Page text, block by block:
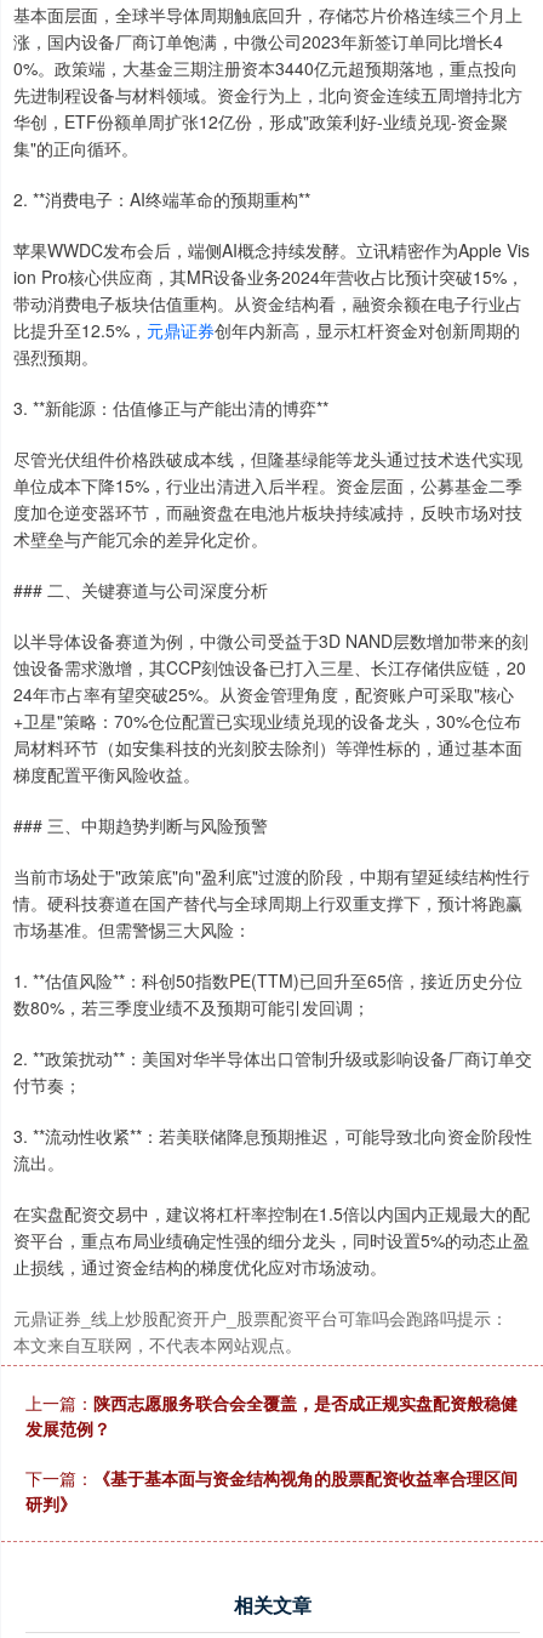
基本面层面，全球半导体周期触底回升，存储芯片价格连续三个月上
涨，国内设备厂商订单饱满，中微公司2023年新签订单同比增长4
0%。政策端，大基金三期注册资本3440亿元超预期落地，重点投向
先进制程设备与材料领域。资金行为上，北向资金连续五周增持北方
华创，ETF份额单周扩张12亿份，形成"政策利好-业绩兑现-资金聚
集"的正向循环。
2. **消费电子：AI终端革命的预期重构**
苹果WWDC发布会后，端侧AI概念持续发酵。立讯精密作为Apple Vis
ion Pro核心供应商，其MR设备业务2024年营收占比预计突破15%，
带动消费电子板块估值重构。从资金结构看，融资余额在电子行业占
比提升至12.5%， 元鼎证券创年内新高，显示杠杆资金对创新周期的
强烈预期。
3. **新能源：估值修正与产能出清的博弈**
尽管光伏组件价格跌破成本线，但隆基绿能等龙头通过技术迭代实现
单位成本下降15%，行业出清进入后半程。资金层面，公募基金二季
度加仓逆变器环节，而融资盘在电池片板块持续减持，反映市场对技
术壁垒与产能冗余的差异化定价。
### 二、关键赛道与公司深度分析
以半导体设备赛道为例，中微公司受益于3D NAND层数增加带来的刻
蚀设备需求激增，其CCP刻蚀设备已打入三星、长江存储供应链，20
24年市占率有望突破25%。从资金管理角度，配资账户可采取"核心
+卫星"策略：70%仓位配置已实现业绩兑现的设备龙头，30%仓位布
局材料环节（如安集科技的光刻胶去除剂）等弹性标的，通过基本面
梯度配置平衡风险收益。
### 三、中期趋势判断与风险预警
当前市场处于"政策底"向"盈利底"过渡的阶段，中期有望延续结构性行
情。硬科技赛道在国产替代与全球周期上行双重支撑下，预计将跑赢
市场基准。但需警惕三大风险：
1. **估值风险**：科创50指数PE(TTM)已回升至65倍，接近历史分位
数80%，若三季度业绩不及预期可能引发回调；
2. **政策扰动**：美国对华半导体出口管制升级或影响设备厂商订单交
付节奏；
3. **流动性收紧**：若美联储降息预期推迟，可能导致北向资金阶段性
流出。
在实盘配资交易中，建议将杠杆率控制在1.5倍以内国内正规最大的配
资平台，重点布局业绩确定性强的细分龙头，同时设置5%的动态止盈
止损线，通过资金结构的梯度优化应对市场波动。
元鼎证券_线上炒股配资开户_股票配资平台可靠吗会跑路吗提示：
本文来自互联网，不代表本网站观点。
上一篇： 陕西志愿服务联合会全覆盖，是否成正规实盘配资般稳健
发展范例？
下一篇：
《基于基本面与资金结构视角的股票配资收益率合理区间
研判》
相关文章
深证成指 14110.12 -34.08 -0.24%